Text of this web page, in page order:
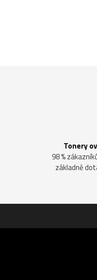
Tonery
98 %
základně